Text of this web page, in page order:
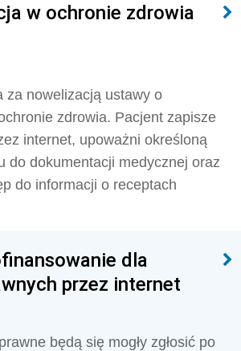
w ochronie zdrowia
za nowelizacją ustawy o
zdrowia. Pacjent zapisze
internet, upoważni określoną
do dokumentacji medycznej oraz
do informacji o receptach
dla
przez internet
będą się mogły zgłosić po